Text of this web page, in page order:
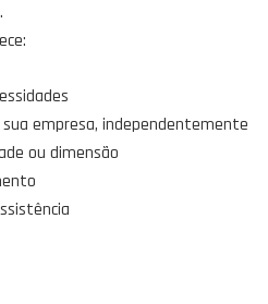
sua empresa, independentemente
ou dimensão